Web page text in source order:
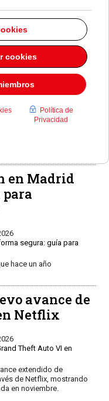
usan los delincuentes
gratuita de
de su streaming y
en Madrid
para
hace un año
avance de
Netflix
extendido de
de Netflix, mostrando
en noviembre.